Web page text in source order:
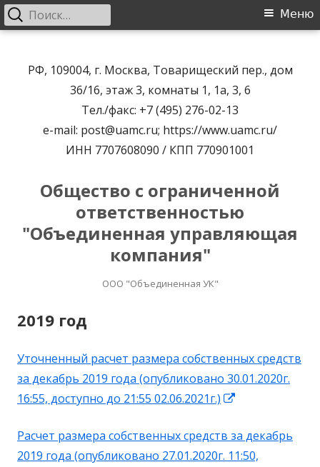
содержимому
РФ, 109004, г. Москва, Товарищеский пер., дом
36/16, этаж 3, комнаты 1, 1а, 3, 6
Тел./факс: +7 (495) 276-02-13
e-mail: post@uamc.ru; https://www.uamc.ru/
ИНН 7707608090 / КПП 770901001
Общество с ограниченной
ответственностью
"Объединенная управляющая
компания"
ООО "Объединенная УК"
Основное
Меню
Найти:
2019 год
Уточненный расчет размера собственных средств
за декабрь 2019 года (опубликовано 30.01.2020г.
16:55, доступно до 21:55 02.06.2021г.)
новом
окне
Расчет размера собственных средств за декабрь
2019 года (опубликовано 27.01.2020г. 11:50,